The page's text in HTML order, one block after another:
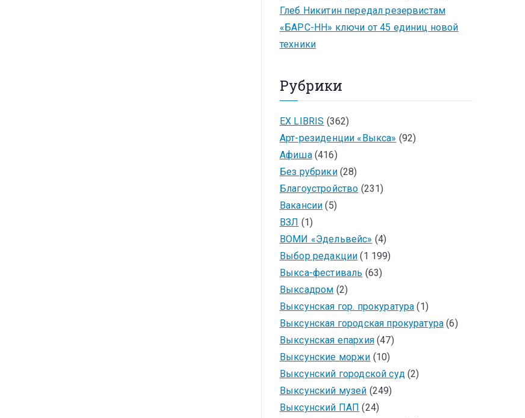
Глеб Никитин передал резервистам
«БАРС-НН» ключи от 45 единиц новой
техники
Рубрики
EX LIBRIS (362)
Арт-резиденции «Выкса» (92)
Афиша(416)
Без рубрики(28)
Благоустройство (231)
Вакансии (5)
ВЗЛ (1)
ВОМИ «Эдельвейс» (4)
Выбор редакции (1 199)
Выкса-фестиваль (63)
Выксадром (2)
Выксунская гор. прокуратура (1)
Выксунская городская прокуратура (6)
Выксунская епархия(47)
Выксунские моржи (10)
Выксунский городской суд(2)
Выксунский музей (249)
Выксунский ПАП (24)